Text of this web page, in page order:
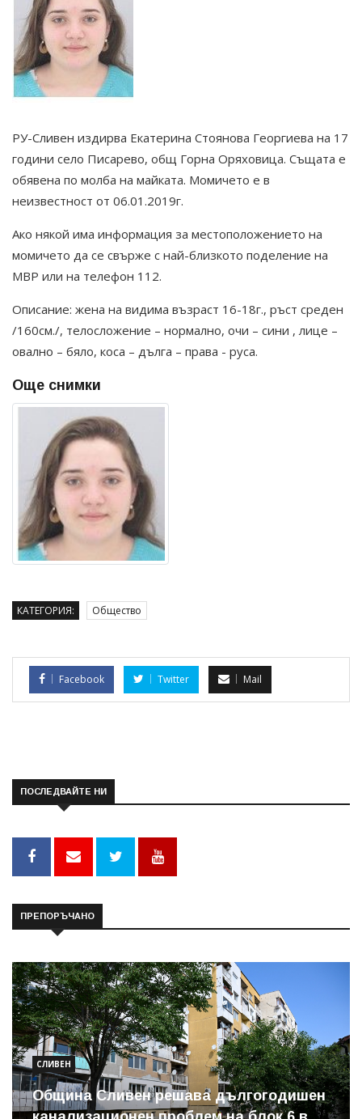
РУ-Сливен издирва Екатерина Стоянова Георгиева на 17
години село Писарево, общ Горна Оряховица. Същата е
обявена по молба на майката. Момичето е в
неизвестност от 06.01.2019г.
Ако някой има информация за местоположението на
момичето да се свърже с най-близкото поделение на
МВР или на телефон 112.
Описание: жена на видима възраст 16-18г., ръст среден
/160см./, телосложение – нормално, очи – сини , лице –
овално – бяло, коса – дълга – права - руса.
Още снимки
КАТЕГОРИЯ: Общество
Facebook Twitter Mail
ПОСЛЕДВАЙТЕ НИ
ПРЕПОРЪЧАНО
СЛИВЕН
Община Сливен решава дългогодишен